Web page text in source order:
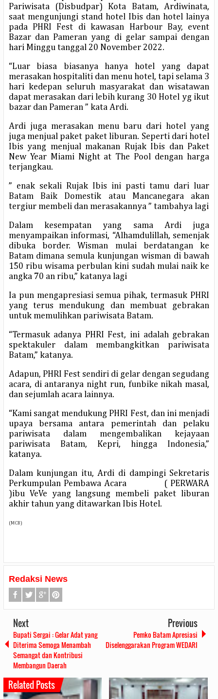
Pariwisata (Disbudpar) Kota Batam, Ardiwinata,
saat mengunjungi stand hotel Ibis dan hotel lainya
pada PHRI Fest di kawasan Harbour Bay, event
Bazar dan Pameran yang di gelar sampai dengan
hari Minggu tanggal 20 November 2022.
“Luar biasa biasanya hanya hotel yang dapat
merasakan hospitaliti dan menu hotel, tapi selama 3
hari kedepan seluruh masyarakat dan wisatawan
dapat merasakan dari lebih kurang 30 Hotel yg ikut
bazar dan Pameran ” kata Ardi.
Ardi juga merasakan menu baru dari hotel yang
juga menjual paket paket liburan. Seperti dari hotel
Ibis yang menjual makanan Rujak Ibis dan Paket
New Year Miami Night at The Pool dengan harga
terjangkau.
” enak sekali Rujak Ibis ini pasti tamu dari luar
Batam Baik Domestik atau Mancanegara akan
tergiur membeli dan merasakannya ” tambahya lagi
Dalam kesempatan yang sama Ardi juga
menyampaikan informasi, “Alhamdulillah, semenjak
dibuka border. Wisman mulai berdatangan ke
Batam dimana semula kunjungan wisman di bawah
150 ribu wisama perbulan kini sudah mulai naik ke
angka 70 an ribu,” katanya lagi
Ia pun mengapresiasi semua pihak, termasuk PHRI
yang terus mendukung dan membuat gebrakan
untuk memulihkan pariwisata Batam.
“Termasuk adanya PHRI Fest, ini adalah gebrakan
spektakuler dalam membangkitkan pariwisata
Batam,” katanya.
Adapun, PHRI Fest sendiri di gelar dengan segudang
acara, di antaranya night run, funbike nikah masal,
dan sejumlah acara lainnya.
“Kami sangat mendukung PHRI Fest, dan ini menjadi
upaya bersama antara pemerintah dan pelaku
pariwisata dalam mengembalikan kejayaan
pariwisata Batam, Kepri, hingga Indonesia,”
katanya.
Dalam kunjungan itu, Ardi di dampingi Sekretaris
Perkumpulan Pembawa Acara ( PERWARA
)ibu VeVe yang langsung membeli paket liburan
akhir tahun yang ditawarkan Ibis Hotel.
(MCB)
Redaksi News
Next
Bupati Sergai : Gelar Adat yang
Diterima Semoga Menambah
Semangat dan Kontribusi
Membangun Daerah
Previous
Pemko Batam Apresiasi
Diselenggarakan Program WEDARI
Related Posts